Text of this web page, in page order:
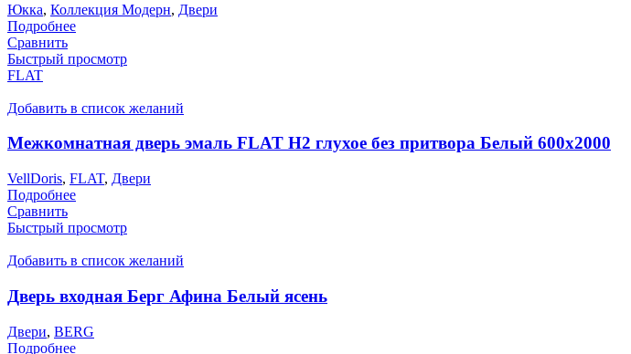
Юкка, Коллекция Модерн, Двери
Подробнее
Сравнить
Быстрый просмотр
FLAT
Добавить в список желаний
Межкомнатная дверь эмаль FLAT H2 глухое без притвора Белый 600х2000
VellDoris, FLAT, Двери
Подробнее
Сравнить
Быстрый просмотр
Добавить в список желаний
Дверь входная Берг Афина Белый ясень
Двери, BERG
Подробнее